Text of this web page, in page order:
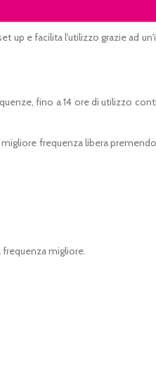
up e facilita l'utilizzo grazie ad
fino a 14 ore di utilizzo
migliore frequenzalibera
migliore.